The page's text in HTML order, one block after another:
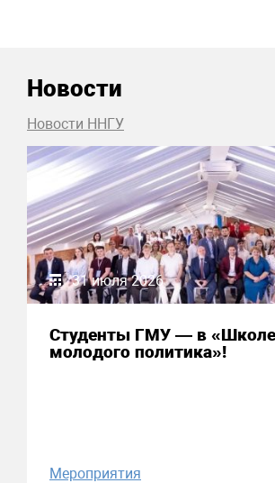
Новости
Новости ННГУ
31 июля 2026
Студенты ГМУ — в «Школе
молодого политика»!
Мероприятия